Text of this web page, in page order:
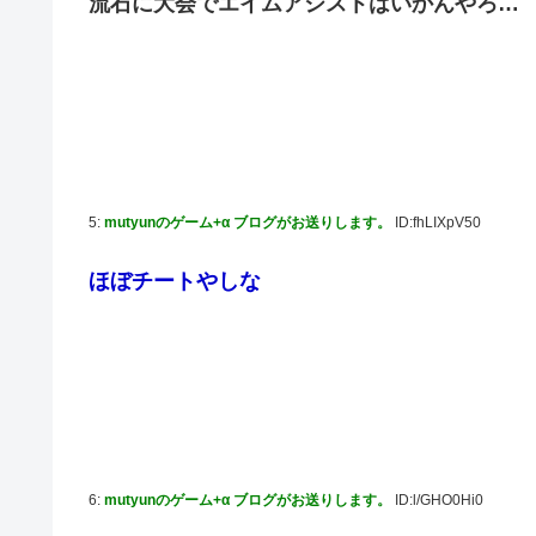
冨里奈央ちゃん、おへそ見せガチでエグいって・・・
5: mutyunのゲーム+α ブログがお送りします。 ID:fhLIXpV50
ほぼチートやしな
6: mutyunのゲーム+α ブログがお送りします。 ID:l/GHO0Hi0